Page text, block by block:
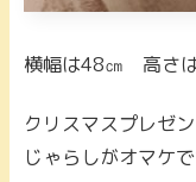
横幅は48㎝ 高さは
クリスマスプレゼ
じゃらしがオマケ